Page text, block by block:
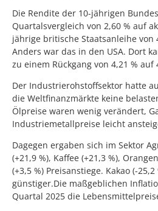
Die Rendite der 10-jährigen
Quartalsvergleich von 2,60 % auf
jährige britische Staatsanleihe von
Anders war das in den USA. Dort
zu einem Rückgang von 4,21 % auf
Der Industrierohstoffsektor hatte
die Weltfinanzmärkte keine
Ölpreise waren wenig verändert,
Industriemetallpreise leicht
Dagegen ergaben sich im Sektor
(+21,9 %), Kaffee (+21,3 %),
(+3,5 %) Preisanstiege. Kakao (-
günstiger.Die maßgeblichen
Quartal 2025 die